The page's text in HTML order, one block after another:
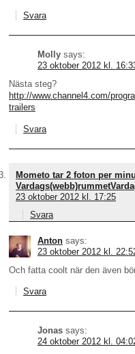
Svara
Molly says:
23 oktober 2012 kl.
Nästa steg?
http://www.channel4.com/
trailers
Svara
Mometo tar 2 foton per
23 oktober 2012 kl. 17:25
Svara
Anton says:
23 oktober 2012 kl.
Och fatta coolt när den även
Svara
Jonas says:
24 oktober 2012 kl.